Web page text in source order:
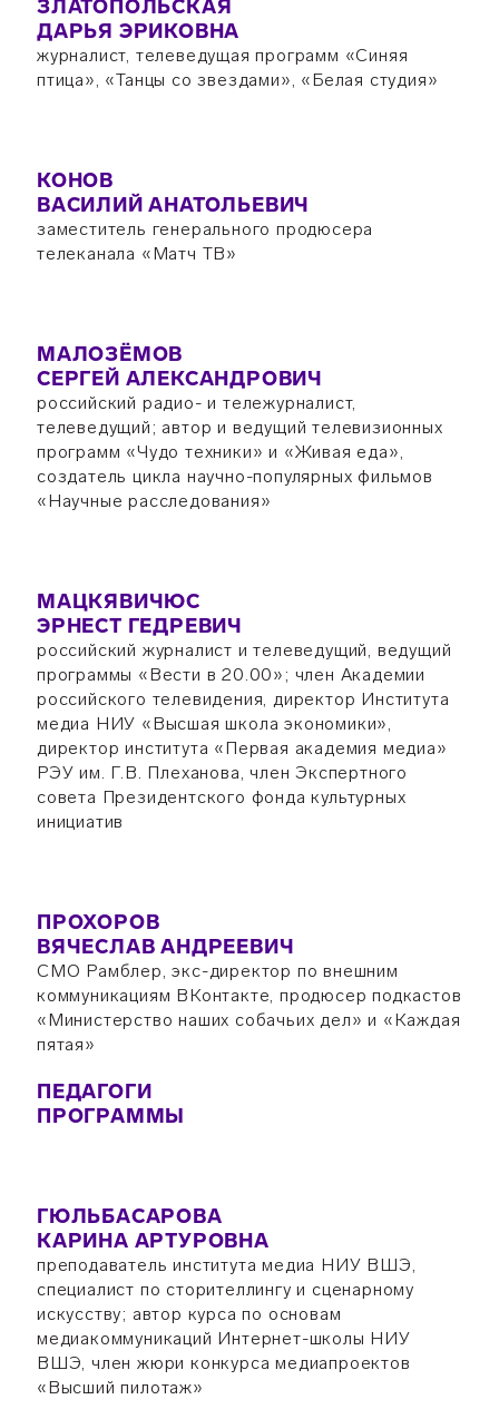
ЗЛАТОПОЛЬСКАЯ
ДАРЬЯ ЭРИКОВНА
журналист, телеведущая программ «Синяя
птица», «Танцы со звездами», «Белая студия»
КОНОВ
ВАСИЛИЙ АНАТОЛЬЕВИЧ
заместитель генерального продюсера
телеканала «Матч ТВ»
МАЛОЗЁМОВ
СЕРГЕЙ АЛЕКСАНДРОВИЧ
российский радио- и тележурналист,
телеведущий; автор и ведущий телевизионных
программ «Чудо техники» и «Живая еда»,
создатель цикла научно-популярных фильмов
«Научные расследования»
МАЦКЯВИЧЮС
ЭРНЕСТ ГЕДРЕВИЧ
российский журналист и телеведущий, ведущий
программы «Вести в 20.00»; член Академии
российского телевидения, директор Института
медиа НИУ «Высшая школа экономики»,
директор института «Первая академия медиа»
РЭУ им. Г.В. Плеханова, член Экспертного
совета Президентского фонда культурных
инициатив
ПРОХОРОВ
ВЯЧЕСЛАВ АНДРЕЕВИЧ
CMO Рамблер, экс-директор по внешним
коммуникациям ВКонтакте, продюсер подкастов
«Министерство наших собачьих дел» и «Каждая
пятая»
ПЕДАГОГИ
ПРОГРАММЫ
ГЮЛЬБАСАРОВА
КАРИНА АРТУРОВНА
преподаватель института медиа НИУ ВШЭ,
специалист по сторителлингу и сценарному
искусству; автор курса по основам
медиакоммуникаций Интернет-школы НИУ
ВШЭ, член жюри конкурса медиапроектов
«Высший пилотаж»